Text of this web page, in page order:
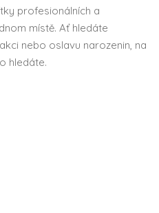
profesionálních a
místě. Ať hledáte
nebo oslavu narozenin, na
hledáte.